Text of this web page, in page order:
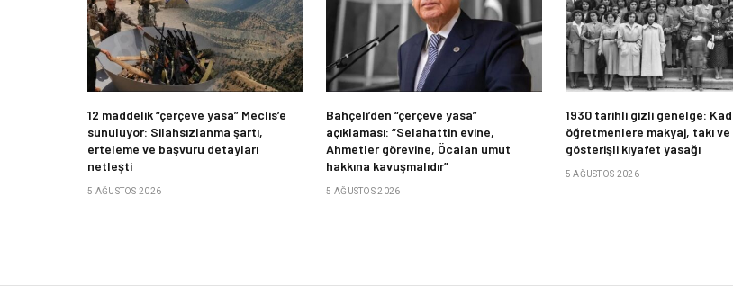
12 maddelik “çerçeve yasa” Meclis’e
sunuluyor: Silahsızlanma şartı,
erteleme ve başvuru detayları
netleşti
5 AĞUSTOS 2026
Bahçeli’den “çerçeve yasa”
açıklaması: “Selahattin evine,
Ahmetler görevine, Öcalan umut
hakkına kavuşmalıdır”
5 AĞUSTOS 2026
1930 tarihli gizli genelge:
öğretmenlere makyaj, takı ve
gösterişli kıyafet yasağı
5 AĞUSTOS 2026